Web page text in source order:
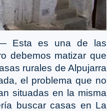
Esta es una de las
debemos matizar que
rurales de Alpujarra
el problema que no
situadas en la misma
buscar casas en La